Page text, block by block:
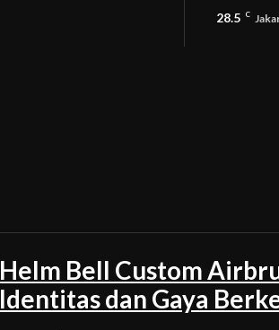
28.5 C
Helm Bell Custom
Identitas dan Gaya